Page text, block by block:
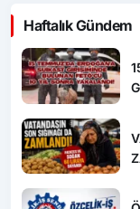
Haftalık Gündem